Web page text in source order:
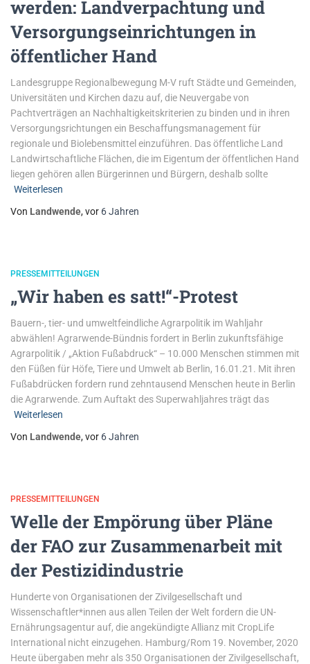
werden: Landverpachtung und
Versorgungseinrichtungen in
öffentlicher Hand
Landesgruppe Regionalbewegung M-V ruft Städte und Gemeinden,
Universitäten und Kirchen dazu auf, die Neuvergabe von
Pachtverträgen an Nachhaltigkeitskriterien zu binden und in ihren
Versorgungsrichtungen ein Beschaffungsmanagement für
regionale und Biolebensmittel einzuführen. Das öffentliche Land
Landwirtschaftliche Flächen, die im Eigentum der öffentlichen Hand
liegen gehören allen Bürgerinnen und Bürgern, deshalb sollte
Weiterlesen
Von Landwende, vor 6 Jahren
PRESSEMITTEILUNGEN
„Wir haben es satt!“-Protest
Bauern-, tier- und umweltfeindliche Agrarpolitik im Wahljahr
abwählen! Agrarwende-Bündnis fordert in Berlin zukunftsfähige
Agrarpolitik / „Aktion Fußabdruck“ – 10.000 Menschen stimmen mit
den Füßen für Höfe, Tiere und Umwelt ab Berlin, 16.01.21. Mit ihren
Fußabdrücken fordern rund zehntausend Menschen heute in Berlin
die Agrarwende. Zum Auftakt des Superwahljahres trägt das
Weiterlesen
Von Landwende, vor 6 Jahren
PRESSEMITTEILUNGEN
Welle der Empörung über Pläne
der FAO zur Zusammenarbeit mit
der Pestizidindustrie
Hunderte von Organisationen der Zivilgesellschaft und
Wissenschaftler*innen aus allen Teilen der Welt fordern die UN-
Ernährungsagentur auf, die angekündigte Allianz mit CropLife
International nicht einzugehen. Hamburg/Rom 19. November, 2020
Heute übergaben mehr als 350 Organisationen der Zivilgesellschaft,